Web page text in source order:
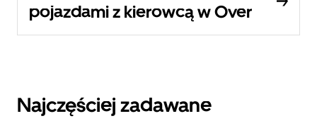
pojazdami z kierowcą w Over
Najczęściej zadawane